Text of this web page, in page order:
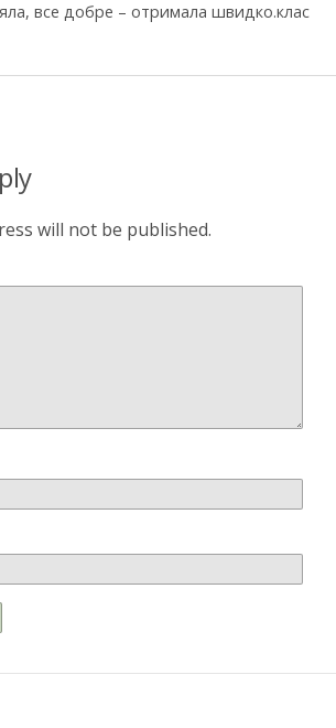
все добре – отримала швидко.клас
will not be published.